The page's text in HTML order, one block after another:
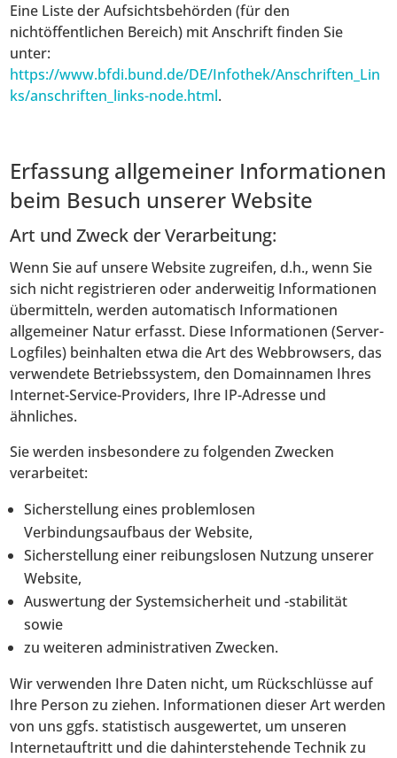
Eine Liste der Aufsichtsbehörden (für den
nichtöffentlichen Bereich) mit Anschrift finden Sie
unter:
https://www.bfdi.bund.de/DE/Infothek/Anschriften_Lin
ks/anschriften_links-node.html.
Erfassung allgemeiner Informationen
beim Besuch unserer Website
Art und Zweck der Verarbeitung:
Wenn Sie auf unsere Website zugreifen, d.h., wenn Sie
sich nicht registrieren oder anderweitig Informationen
übermitteln, werden automatisch Informationen
allgemeiner Natur erfasst. Diese Informationen (Server-
Logfiles) beinhalten etwa die Art des Webbrowsers, das
verwendete Betriebssystem, den Domainnamen Ihres
Internet-Service-Providers, Ihre IP-Adresse und
ähnliches.
Sie werden insbesondere zu folgenden Zwecken
verarbeitet:
Sicherstellung eines problemlosen
Verbindungsaufbaus der Website,
Sicherstellung einer reibungslosen Nutzung unserer
Website,
Auswertung der Systemsicherheit und -stabilität
sowie
zu weiteren administrativen Zwecken.
Wir verwenden Ihre Daten nicht, um Rückschlüsse auf
Ihre Person zu ziehen. Informationen dieser Art werden
von uns ggfs. statistisch ausgewertet, um unseren
Internetauftritt und die dahinterstehende Technik zu